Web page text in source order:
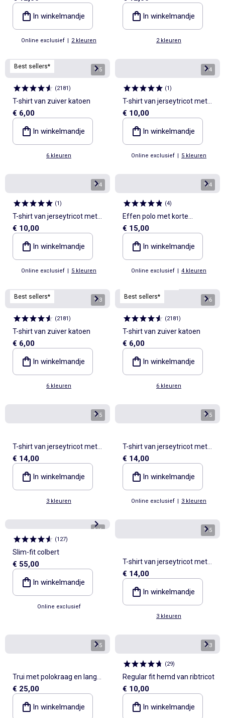
In winkelmandje
Online exclusief | 2 kleuren
In winkelmandje
2 kleuren
Best sellers* 1/5
(2181)
T-shirt van zuiver katoen
€ 6,00
In winkelmandje
6 kleuren
1/4
(1)
T-shirt van jerseytricot met
print en korte mouwen
€ 10,00
In winkelmandje
Online exclusief | 5 kleuren
1/4
(1)
T-shirt van jerseytricot met
print en korte mouwen
€ 10,00
In winkelmandje
Online exclusief | 5 kleuren
1/4
(4)
Effen polo met korte
mouwen
€ 15,00
In winkelmandje
Online exclusief | 4 kleuren
Best sellers* 1/3
(2181)
T-shirt van zuiver katoen
€ 6,00
In winkelmandje
6 kleuren
Best sellers*
1/6
(2181)
T-shirt van zuiver katoen
€ 6,00
In winkelmandje
6 kleuren
1/5
T-shirt van jerseytricot met
lange raglanmouwen
€ 14,00
In winkelmandje
3 kleuren
1/5
T-shirt van jerseytricot met
lange raglanmouwen
€ 14,00
In winkelmandje
Online exclusief | 3 kleuren
1/6
(127)
Slim-fit colbert
€ 55,00
In winkelmandje
Online exclusief
1/5
T-shirt van jerseytricot met
lange raglanmouwen
€ 14,00
In winkelmandje
3 kleuren
1/5
Trui met polokraag en lange
mouwen
€ 25,00
In winkelmandje
1/3
(29)
Regular fit hemd van ribtricot
€ 10,00
In winkelmandje